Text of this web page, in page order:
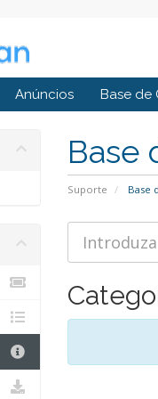
Anúncios Base de
Base
Suporte Base